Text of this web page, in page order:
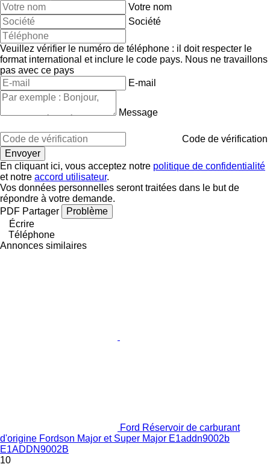
Votre nom
Société
Veuillez vérifier le numéro de téléphone : il doit respecter le
format international et inclure le code pays. Nous ne travaillons
pas avec ce pays
E-mail
Message
Code de vérification
En cliquant ici, vous acceptez notre politique de confidentialité
et notre accord utilisateur.
Vos données personnelles seront traitées dans le but de
répondre à votre demande.
PDF Partager
Problème
Écrire
Téléphone
Annonces similaires
Ford Réservoir de carburant
d'origine Fordson Major et Super Major E1addn9002b
E1ADDN9002B
10